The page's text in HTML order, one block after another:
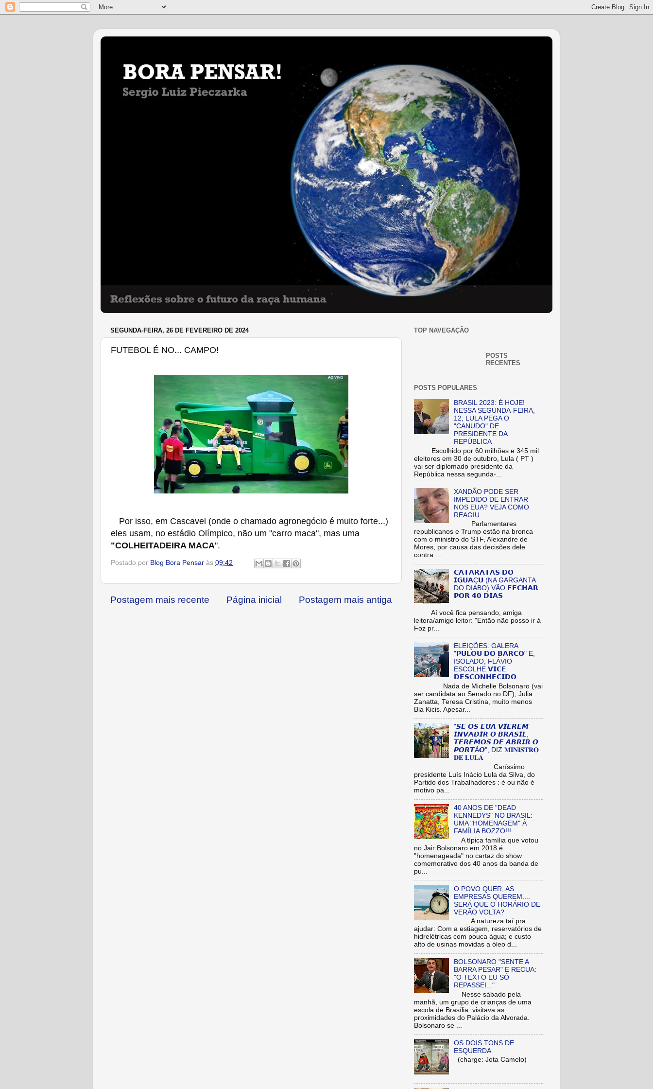
SEGUNDA-FEIRA, 26 DE FEVEREIRO DE 2024
FUTEBOL É NO... CAMPO!
Por isso, em Cascavel (onde o chamado agronegócio é muito forte...)
eles usam, no estádio Olímpico, não um "carro maca", mas uma
"COLHEITADEIRA MACA".
Postado por Blog Bora Pensar às 09:42
Postagem mais recente Postagem mais antiga
Página inicial
TOP NAVEGAÇÃO
POSTS
RECENTES
POSTS POPULARES
BRASIL 2023: É HOJE!
NESSA SEGUNDA-FEIRA,
12, LULA PEGA O
"CANUDO" DE
PRESIDENTE DA
REPÚBLICA
Escolhido por 60 milhões e 345 mil
eleitores em 30 de outubro, Lula ( PT )
vai ser diplomado presidente da
República nessa segunda-...
XANDÃO PODE SER
IMPEDIDO DE ENTRAR
NOS EUA? VEJA COMO
REAGIU
Parlamentares
republicanos e Trump estão na bronca
com o ministro do STF, Alexandre de
Mores, por causa das decisões dele
contra ...
𝗖𝗔𝗧𝗔𝗥𝗔𝗧𝗔𝗦 𝗗𝗢
𝗜𝗚𝗨𝗔Ç𝗨 (NA GARGANTA
DO DIABO) VÃO 𝗙𝗘𝗖𝗛𝗔𝗥
𝗣𝗢𝗥 𝟰𝟬 𝗗𝗜𝗔𝗦
Aí você fica pensando, amiga
leitora/amigo leitor: "Então não posso ir à
Foz pr...
ELEIÇÕES: GALERA
"𝗣𝗨𝗟𝗢𝗨 𝗗𝗢 𝗕𝗔𝗥𝗖𝗢" E,
ISOLADO, FLÁVIO
ESCOLHE 𝗩𝗜𝗖𝗘
𝗗𝗘𝗦𝗖𝗢𝗡𝗛𝗘𝗖𝗜𝗗𝗢
Nada de Michelle Bolsonaro (vai
ser candidata ao Senado no DF), Julia
Zanatta, Teresa Cristina, muito menos
Bia Kicis. Apesar...
"𝙎𝙀 𝙊𝙎 𝙀𝙐𝘼 𝙑𝙄𝙀𝙍𝙀𝙈
𝙄𝙉𝙑𝘼𝘿𝙄𝙍 𝙊 𝘽𝙍𝘼𝙎𝙄𝙇,
𝙏𝙀𝙍𝙀𝙈𝙊𝙎 𝘿𝙀 𝘼𝘽𝙍𝙄𝙍 𝙊
𝙋𝙊𝙍𝙏Ã𝙊", DIZ 𝐌𝐈𝐍𝐈𝐒𝐓𝐑𝐎
𝐃𝐄 𝐋𝐔𝐋𝐀
Caríssimo
presidente Luís Inácio Lula da Silva, do
Partido dos Trabalhadores : é ou não é
motivo pa...
40 ANOS DE "DEAD
KENNEDYS" NO BRASIL:
UMA "HOMENAGEM" À
FAMÍLIA BOZZO!!!
A típica família que votou
no Jair Bolsonaro em 2018 é
"homenageada" no cartaz do show
comemorativo dos 40 anos da banda de
pu...
O POVO QUER, AS
EMPRESAS QUEREM....
SERÁ QUE O HORÁRIO DE
VERÃO VOLTA?
A natureza taí pra
ajudar: Com a estiagem, reservatórios de
hidrelétricas com pouca água; e custo
alto de usinas movidas a óleo d...
BOLSONARO "SENTE A
BARRA PESAR" E RECUA:
"O TEXTO EU SÓ
REPASSEI..."
Nesse sábado pela
manhã, um grupo de crianças de uma
escola de Brasília visitava as
proximidades do Palácio da Alvorada.
Bolsonaro se ...
OS DOIS TONS DE
ESQUERDA
(charge: Jota Camelo)